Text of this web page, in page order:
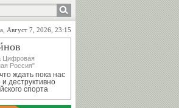
Август 7, 2026, 23:15
Цифровая
Россия"
ждать пока нас
деструктивно
спорта